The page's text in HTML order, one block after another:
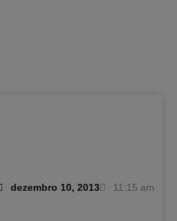
dezembro 10, 2013
11:15 am